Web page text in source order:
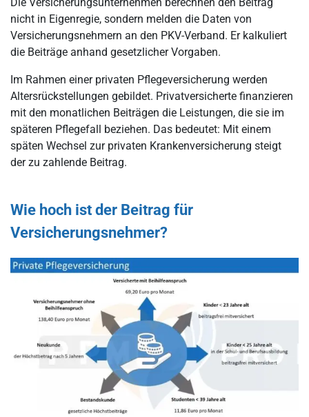
nicht in Eigenregie, sondern melden die Daten von
Versicherungsnehmern an den PKV-Verband. Er kalkuliert
die Beiträge anhand gesetzlicher Vorgaben.
Im Rahmen einer privaten Pflegeversicherung werden
Altersrückstellungen gebildet. Privatversicherte finanzieren
mit den monatlichen Beiträgen die Leistungen, die sie im
späteren Pflegefall beziehen. Das bedeutet: Mit einem
späten Wechsel zur privaten Krankenversicherung steigt
der zu zahlende Beitrag.
Wie hoch ist der Beitrag für
Versicherungsnehmer?